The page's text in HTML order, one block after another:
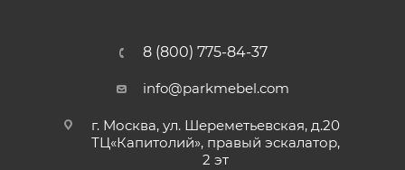
8 (800) 775-84-37
info@parkmebel.com
г. Москва, ул. Шереметьевская, д.20
ТЦ«Капитолий», правый эскалатор,
2 эт